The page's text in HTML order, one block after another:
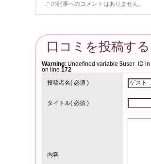
この記事へのコメントはありません。
口コミを投稿する
Warning : Undefined variable $user_ID in
on line 172
投稿者名( 必須 )
タイトル( 必須 )
内容